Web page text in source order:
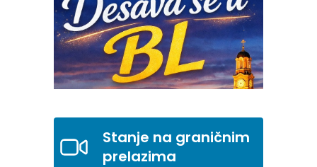
Stanje na graničnim
prelazima